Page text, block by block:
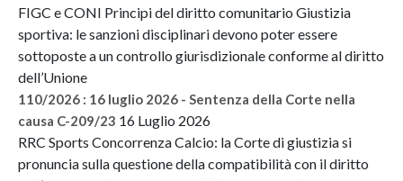
FIGC e CONI Principi del diritto comunitario Giustizia
sportiva: le sanzioni disciplinari devono poter essere
sottoposte a un controllo giurisdizionale conforme al diritto
dell’Unione
110/2026 : 16 luglio 2026 - Sentenza della Corte nella
causa C-209/23 16 Luglio 2026
RRC Sports Concorrenza Calcio: la Corte di giustizia si
pronuncia sulla questione della compatibilità con il diritto